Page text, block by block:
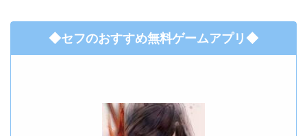
◆セフのおすすめ無料ゲームアプリ◆